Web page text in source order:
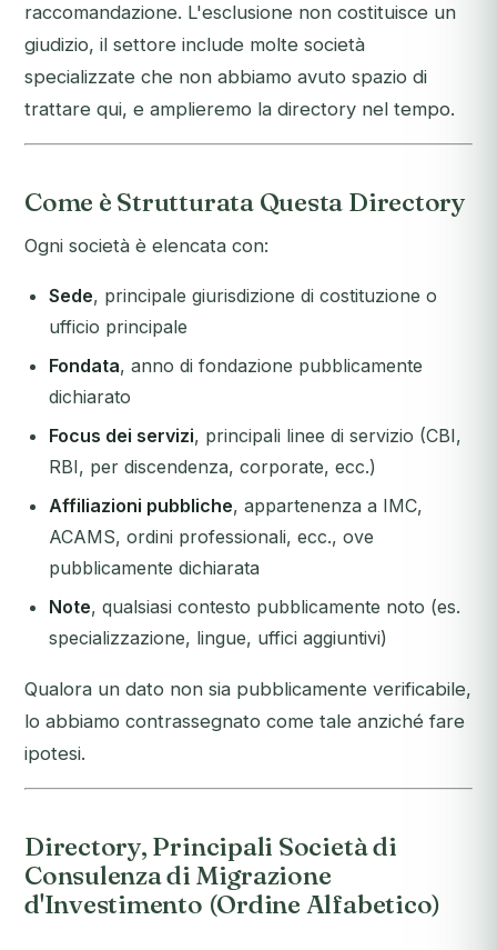
raccomandazione. L'esclusione non costituisce un
giudizio, il settore include molte società
specializzate che non abbiamo avuto spazio di
trattare qui, e amplieremo la directory nel tempo.
Come è Strutturata Questa Directory
Ogni società è elencata con:
Sede, principale giurisdizione di costituzione o
ufficio principale
Fondata, anno di fondazione pubblicamente
dichiarato
Focus dei servizi, principali linee di servizio (CBI,
RBI, per discendenza, corporate, ecc.)
Affiliazioni pubbliche, appartenenza a IMC,
ACAMS, ordini professionali, ecc., ove
pubblicamente dichiarata
Note, qualsiasi contesto pubblicamente noto (es.
specializzazione, lingue, uffici aggiuntivi)
Qualora un dato non sia pubblicamente verificabile,
lo abbiamo contrassegnato come tale anziché fare
ipotesi.
Directory, Principali Società di
Consulenza di Migrazione
d'Investimento (Ordine Alfabetico)